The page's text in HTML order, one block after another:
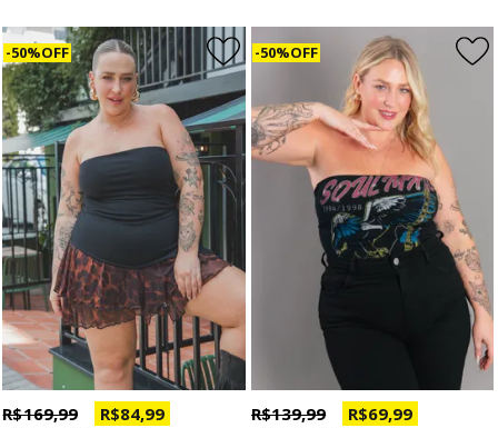
50% OFF
R$ 169,99 R$ 84,99
50% OFF
R$ 139,99 R$ 69,99